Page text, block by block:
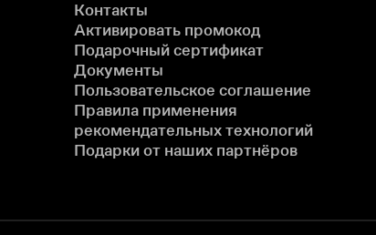
Контакты
Активировать промокод
Подарочный сертификат
Документы
Пользовательское соглашение
Правила применения
рекомендательных технологий
Подарки от наших партнёров